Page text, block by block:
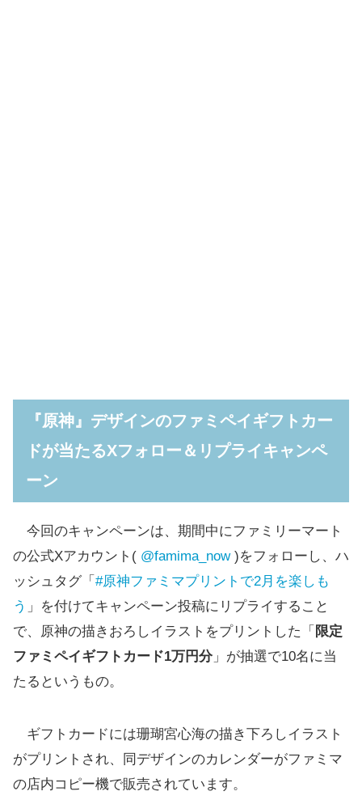
『原神』デザインのファミペイギフトカー
ドが当たるXフォロー＆リプライキャンペ
ーン
今回のキャンペーンは、期間中にファミリーマート
の公式Xアカウント( @famima_now)をフォローし、ハ
ッシュタグ「 #原神ファミマプリントで2月を楽しも
う 」を付けてキャンペーン投稿にリプライすること
で、原神の描きおろしイラストをプリントした「 限定
ファミペイギフトカード1万円分 」が抽選で10名に当
たるというもの。
ギフトカードには珊瑚宮心海の描き下ろしイラスト
がプリントされ、同デザインのカレンダーがファミマ
の店内コピー機で販売されています。